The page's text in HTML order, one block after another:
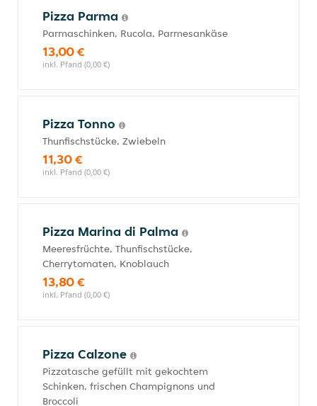
Pizza Parma
Parmaschinken, Rucola, Parmesankäse
13,00 €
inkl. Pfand (0,00 €)
Pizza Tonno
Thunfischstücke, Zwiebeln
11,30 €
inkl. Pfand (0,00 €)
Pizza Marina di Palma
Meeresfrüchte, Thunfischstücke,
Cherrytomaten, Knoblauch
13,80 €
inkl. Pfand (0,00 €)
Pizza Calzone
Pizzatasche gefüllt mit gekochtem
Schinken, frischen Champignons und
Broccoli